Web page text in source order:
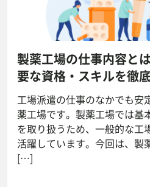
製薬工場の仕事内容と
要な資格・スキルを徹
工場派遣の仕事のなかでも安
薬工場です。製薬工場では基
を取り扱うため、一般的な工
活躍しています。今回は、製
[…]